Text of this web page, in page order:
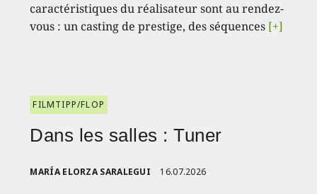
caractéristiques du réalisateur sont au rendez-
vous : un casting de prestige, des séquences [+]
FILMTIPP/FLOP
Dans les salles : Tuner
MARÍA ELORZA SARALEGUI 16.07.2026